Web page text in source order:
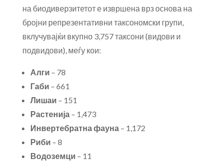
на биодиверзитетот е извршена врз основа на
бројни репрезентативни таксономски групи,
вклучувајќи вкупно 3,757 таксони (видови и
подвидови), меѓу кои:
Алги – 78
Габи – 661
Лишаи – 151
Растенија– 1,473
Инвертебратна фауна– 1,172
Риби – 8
Водоземци – 11